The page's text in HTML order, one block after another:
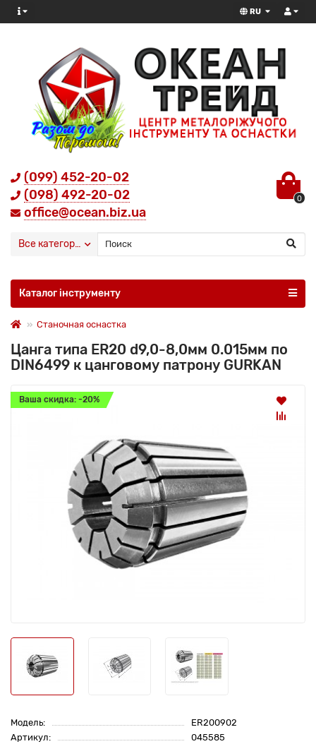
RU
(099) 452-20-02
(098) 492-20-02
office@ocean.biz.ua
0
Все категории
Каталог інструменту
Станочная оснастка
Цанга типа ER20 d9,0-8,0мм 0.015мм по
DIN6499 к цанговому патрону GURKAN
Ваша скидка: -20%
Модель:
ER200902
Артикул:
045585